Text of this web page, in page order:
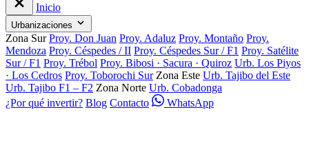
Inicio
Urbanizaciones
Zona Sur Proy. Don Juan Proy. Adaluz Proy. Montaño Proy.
Mendoza Proy. Céspedes / II Proy. Céspedes Sur / F1 Proy. Satélite
Sur / F1 Proy. Trébol Proy. Bibosi · Sacura · Quiroz Urb. Los Piyos
· Los Cedros Proy. Toborochi Sur Zona Este Urb. Tajibo del Este
Urb. Tajibo F1 – F2 Zona Norte Urb. Cobadonga
¿Por qué invertir? Blog Contacto WhatsApp